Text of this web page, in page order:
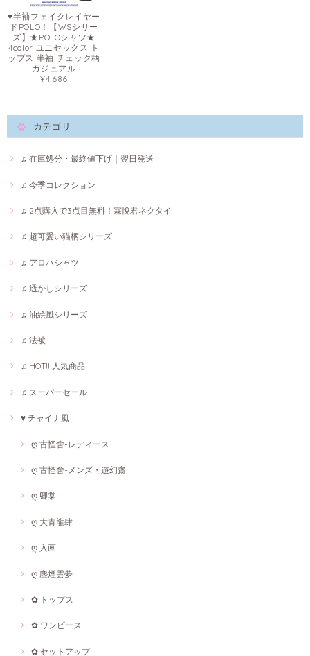
♥半袖フェイクレイヤー
ドPOLO！【WSシリー
ズ】★POLOシャツ★
4color ユニセックス ト
ップス 半袖 チェック柄
カジュアル
¥4,686
カテゴリ
♫ 在庫処分・最終値下げ｜翌日発送
♫ 今季コレクション
♫ 2点購入で3点目無料！霖悅君ネクタイ
♫ 超可愛い猫柄シリーズ
♫ アロハシャツ
♫ 透かしシリーズ
♫ 油絵風シリーズ
♫ 法被
♫ HOT!! 人気商品
♫ スーパーセール
♥ チャイナ風
ღ 古怪舍-レディース
ღ 古怪舍-メンズ・遊幻齋
ღ 卿棠
ღ 大青龍肆
ღ 入画
ღ 塵煙雲夢
✿ トップス
✿ ワンピース
✿ セットアップ